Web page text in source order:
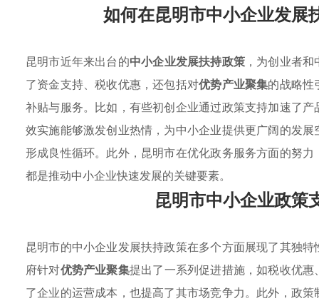
如何在昆明市中小企业发展
昆明市近年来出台的中小企业发展扶持政策，为创业者和
了资金支持、税收优惠，还包括对优势产业聚集的战略性
补贴与服务。比如，有些初创企业通过政策支持加速了
效实施能够激发创业热情，为中小企业提供更广阔的发
形成良性循环。此外，昆明市在优化政务服务方面的努
都是推动中小企业快速发展的关键要素。
昆明市中小企业政策
昆明市的中小企业发展扶持政策在多个方面展现了其独特
府针对优势产业聚集提出了一系列促进措施，如税收优
了企业的运营成本，也提高了其市场竞争力。此外，政